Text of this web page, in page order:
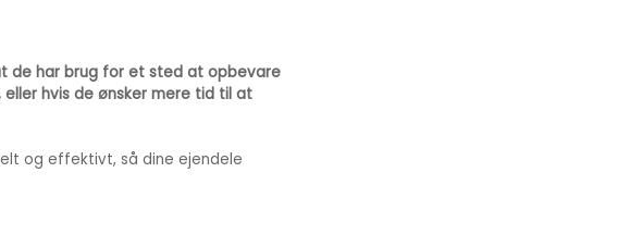
de har brug for et sted at opbevare
hvis de ønsker mere tid til at
og effektivt, så dine ejendele